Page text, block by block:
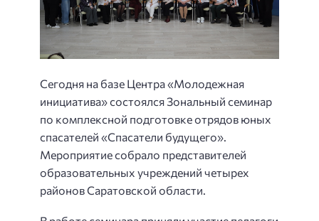
Сегодня на базе Центра «Молодежная
инициатива» состоялся Зональный семинар
по комплексной подготовке отрядов юных
спасателей «Спасатели будущего».
Мероприятие собрало представителей
образовательных учреждений четырех
районов Саратовской области.